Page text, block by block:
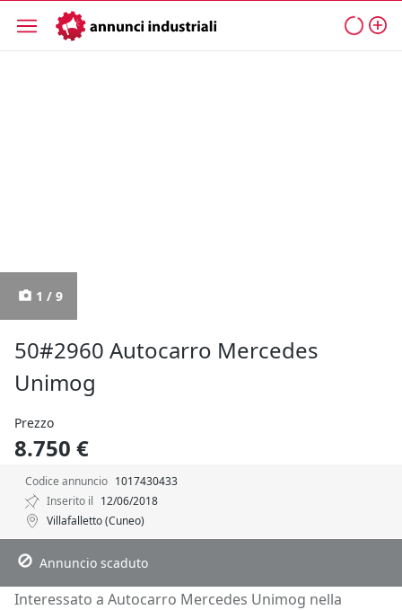
1 / 9
50#2960 Autocarro Mercedes
Unimog
Prezzo
8.750 €
Codice annuncio 1017430433
Inserito il 12/06/2018
Villafalletto (Cuneo)
Descrizione
Dettagli Posizione Richiedi Info
Annuncio scaduto
Interessato a Autocarro Mercedes Unimog nella